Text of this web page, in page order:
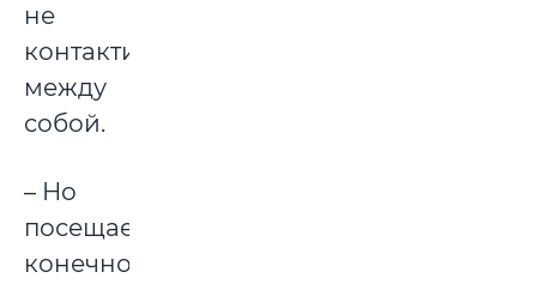
не
контактировать
между
собой.
– Но
посещаемость,
конечно,